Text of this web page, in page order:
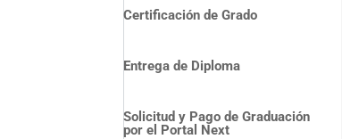
Certificación de Grado
Entrega de Diploma
Solicitud y Pago de Graduación
por el Portal Next